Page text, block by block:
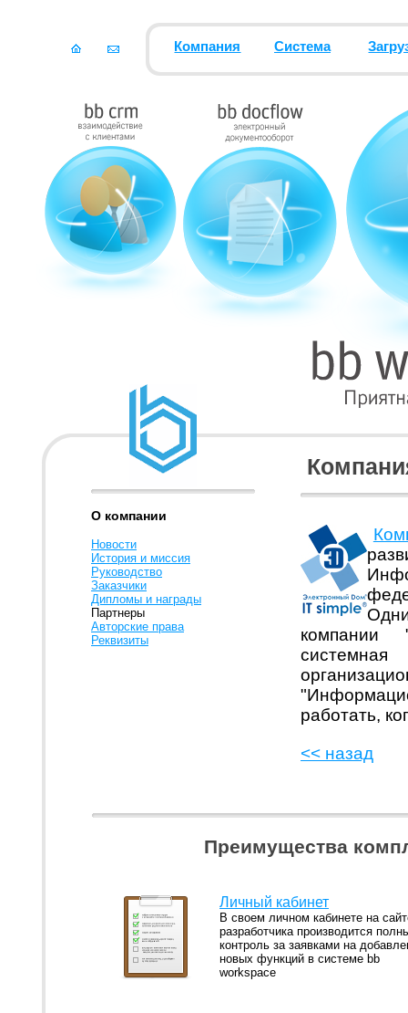
Компания Система
О компании
Новости
История и миссия
Руководство
Заказчики
Дипломы и награды
Партнеры
Авторские права
Реквизиты
компании
работать,
<< назад
Преимущества
Личный кабинет
В своем личном кабинете на
разработчика производится
контроль за заявками на
новых функций в системе bb
workspace